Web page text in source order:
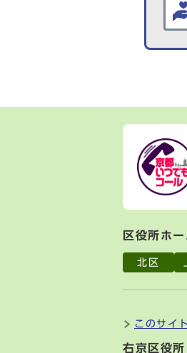
区役所ホ
北区
このサイ
右京区役所